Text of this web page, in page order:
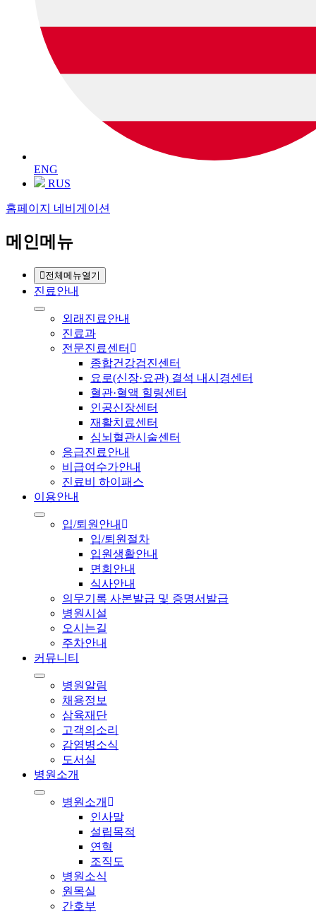
ENG
RUS
홈페이지 네비게이션
메인메뉴
전체메뉴열기
진료안내
외래진료안내
진료과
전문진료센터
종합건강검진센터
요로(신장·요관) 결석 내시경센터
혈관·혈액 힐링센터
인공신장센터
재활치료센터
심뇌혈관시술센터
응급진료안내
비급여수가안내
진료비 하이패스
이용안내
입/퇴원안내
입/퇴원절차
입원생활안내
면회안내
식사안내
의무기록 사본발급 및 증명서발급
병원시설
오시는길
주차안내
커뮤니티
병원알림
채용정보
삼육재단
고객의소리
감염병소식
도서실
병원소개
병원소개
인사말
설립목적
연혁
조직도
병원소식
원목실
간호부